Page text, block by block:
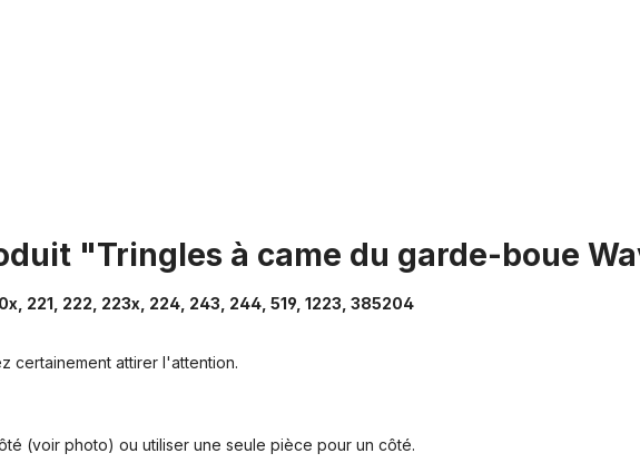
"Tringles à came du garde-boue
221, 222, 223x, 224, 243, 244, 519, 1223, 385204
certainement attirer l'attention.
(voir photo) ou utiliser une seule pièce pour un côté.